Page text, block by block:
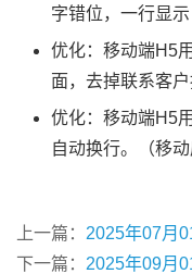
字错位，一行显示
优化：移动端H5
面，去掉联系客
优化：移动端H5
自动换行。（移
上一篇： 2025年07月
下一篇： 2025年09月